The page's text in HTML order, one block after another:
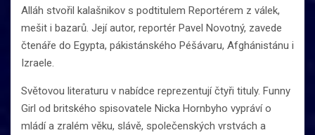
Alláh stvořil kalašnikov s podtitulem Reportérem z válek,
mešit i bazarů. Její autor, reportér Pavel Novotný, zavede
čtenáře do Egypta, pákistánského Péšávaru, Afghánistánu i
Izraele.
Světovou literaturu v nabídce reprezentují čtyři tituly. Funny
Girl od britského spisovatele Nicka Hornbyho vypráví o
mládí a zralém věku, slávě, společenských vrstvách a